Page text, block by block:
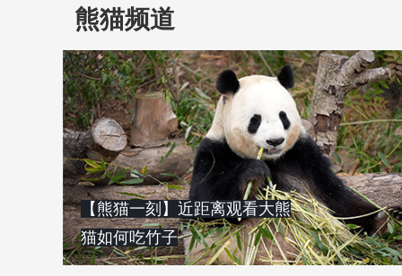
熊猫频道
【熊猫一刻】近距离观看大熊
猫如何吃竹子